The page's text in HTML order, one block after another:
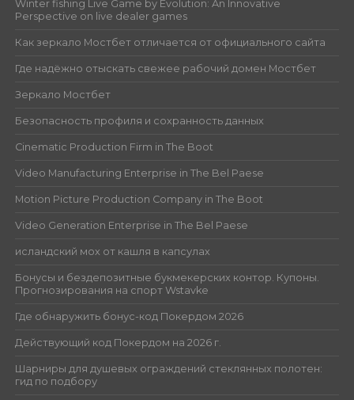
Winter fishing Live Game by Evolution: An Innovative
Perspective on live dealer games
Как зеркало Мостбет отличается от официального сайта
Где надёжно отыскать свежее рабочий домен Мостбет
Зеркало Мостбет
Безопасность профиля и сохранность данных
Cinematic Production Firm in The Boot
Video Manufacturing Enterprise in The Bel Paese
Motion Picture Production Company in The Boot
Video Generation Enterprise in The Bel Paese
исландский мох от кашля в капсулах
Бонусы и бездепозитные букмекерских контор. Купоны.
Прогнозирования на спорт Wstavke
Где обнаружить бонус-код Покердом 2026
Действующий код Покердом на 2026 г.
Шарниры для душевых ограждений стеклянных полотен:
гид по подбору